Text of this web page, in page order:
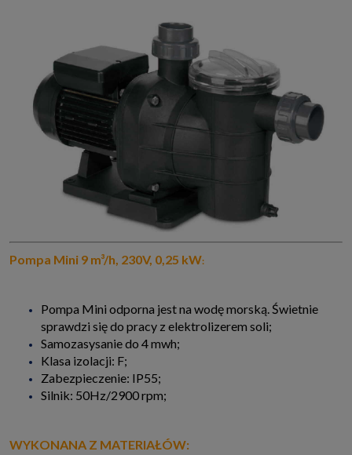
Pompa Mini 9 m³/h, 230V, 0,25 kW:
Pompa Mini odporna jest na wodę morską. Świetnie
sprawdzi się do pracy z elektrolizerem soli;
Samozasysanie do 4 mwh;
Klasa izolacji: F;
Zabezpieczenie: IP55;
Silnik: 50Hz/2900 rpm;
WYKONANA Z MATERIAŁÓW: